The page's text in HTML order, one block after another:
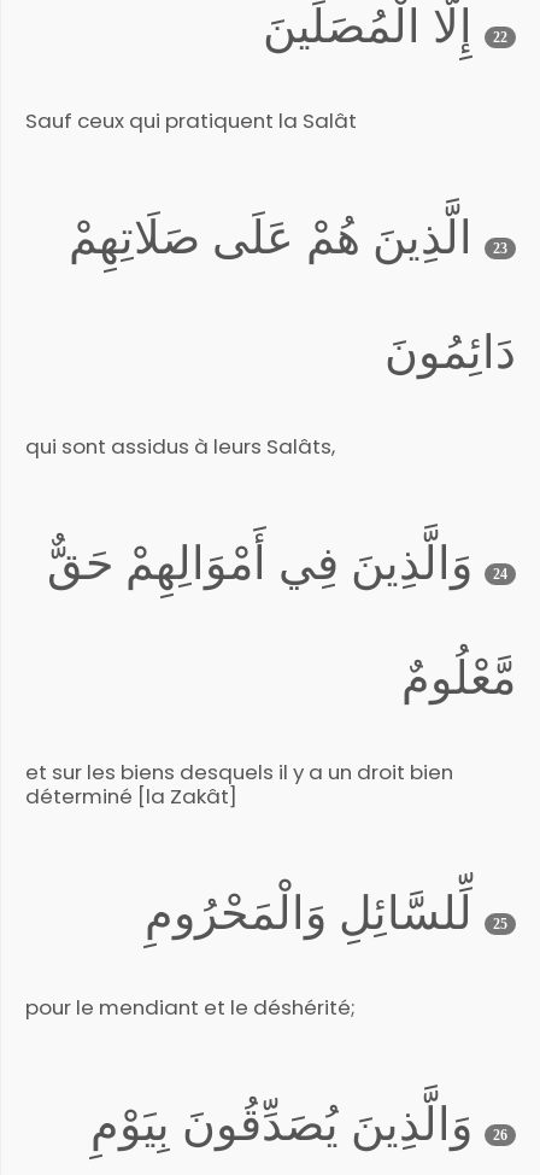
22 إِلَّا الْمُصَلِّينَ
Sauf ceux qui pratiquent la Salât
23 الَّذِينَ هُمْ عَلَى صَلَاتِهِمْ
دَائِمُونَ
qui sont assidus à leurs Salâts,
24 وَالَّذِينَ فِي أَمْوَالِهِمْ حَقٌّ
مَّعْلُومٌ
et sur les biens desquels il y a un droit bien
déterminé [la Zakât]
25 لِّلسَّائِلِ وَالْمَحْرُومِ
pour le mendiant et le déshérité;
26 وَالَّذِينَ يُصَدِّقُونَ بِيَوْمِ